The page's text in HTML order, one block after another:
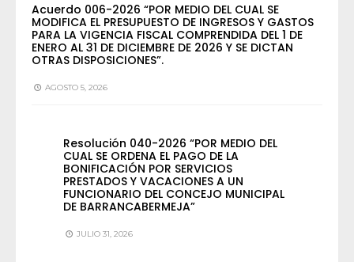
Acuerdo 006-2026 “POR MEDIO DEL CUAL SE
MODIFICA EL PRESUPUESTO DE INGRESOS Y GASTOS
PARA LA VIGENCIA FISCAL COMPRENDIDA DEL 1 DE
ENERO AL 31 DE DICIEMBRE DE 2026 Y SE DICTAN
OTRAS DISPOSICIONES”.
AGOSTO 5, 2026
Resolución 040-2026 “POR MEDIO DEL
CUAL SE ORDENA EL PAGO DE LA
BONIFICACIÓN POR SERVICIOS
PRESTADOS Y VACACIONES A UN
FUNCIONARIO DEL CONCEJO MUNICIPAL
DE BARRANCABERMEJA”
JULIO 31, 2026